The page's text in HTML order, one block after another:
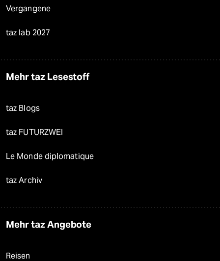
Vergangene
taz lab 2027
Mehr taz Lesestoff
taz Blogs
taz FUTURZWEI
Le Monde diplomatique
taz Archiv
Mehr taz Angebote
Reisen